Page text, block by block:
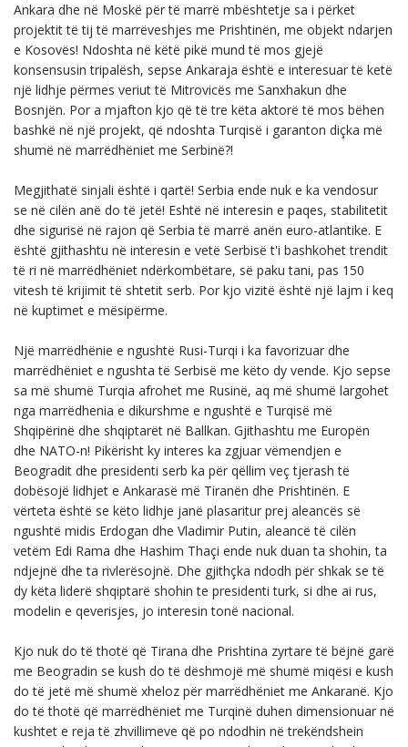
Ankara dhe në Moskë për të marrë mbështetje sa i përket
projektit të tij të marrëveshjes me Prishtinën, me objekt ndarjen
e Kosovës! Ndoshta në këtë pikë mund të mos gjejë
konsensusin tripalësh, sepse Ankaraja është e interesuar të ketë
një lidhje përmes veriut të Mitrovicës me Sanxhakun dhe
Bosnjën. Por a mjafton kjo që të tre këta aktorë të mos bëhen
bashkë në një projekt, që ndoshta Turqisë i garanton diçka më
shumë në marrëdhëniet me Serbinë?!
Megjithatë sinjali është i qartë! Serbia ende nuk e ka vendosur
se në cilën anë do të jetë! Eshtë në interesin e paqes, stabilitetit
dhe sigurisë në rajon që Serbia të marrë anën euro-atlantike. E
është gjithashtu në interesin e vetë Serbisë t'i bashkohet trendit
të ri në marrëdhëniet ndërkombëtare, së paku tani, pas 150
vitesh të krijimit të shtetit serb. Por kjo vizitë është një lajm i keq
në kuptimet e mësipërme.
Një marrëdhënie e ngushtë Rusi-Turqi i ka favorizuar dhe
marrëdhëniet e ngushta të Serbisë me këto dy vende. Kjo sepse
sa më shumë Turqia afrohet me Rusinë, aq më shumë largohet
nga marrëdhenia e dikurshme e ngushtë e Turqisë më
Shqipërinë dhe shqiptarët në Ballkan. Gjithashtu me Europën
dhe NATO-n! Pikërisht ky interes ka zgjuar vëmendjen e
Beogradit dhe presidenti serb ka për qëllim veç tjerash të
dobësojë lidhjet e Ankarasë më Tiranën dhe Prishtinën. E
vërteta është se këto lidhje janë plasaritur prej aleancës së
ngushtë midis Erdogan dhe Vladimir Putin, aleancë të cilën
vetëm Edi Rama dhe Hashim Thaçi ende nuk duan ta shohin, ta
ndjejnë dhe ta rivlerësojnë. Dhe gjithçka ndodh për shkak se të
dy këta liderë shqiptarë shohin te presidenti turk, si dhe ai rus,
modelin e qeverisjes, jo interesin tonë nacional.
Kjo nuk do të thotë që Tirana dhe Prishtina zyrtare të bëjnë garë
me Beogradin se kush do të dëshmojë më shumë miqësi e kush
do të jetë më shumë xheloz për marrëdhëniet me Ankaranë. Kjo
do të thotë që marrëdhëniet me Turqinë duhen dimensionuar në
kushtet e reja të zhvillimeve që po ndodhin në trekëndshein